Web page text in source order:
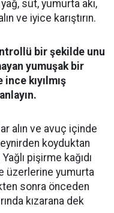
süt, yumurta akı,
ve iyice karıştırın.
bir şekilde unu
yumuşak bir
kıyılmış
alın ve avuç içinde
koyduktan
pişirme kağıdı
üzerlerine yumurta
sonra önceden
kızarana dek